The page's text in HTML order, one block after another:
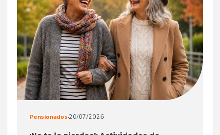
Pensionados 20/07/2026